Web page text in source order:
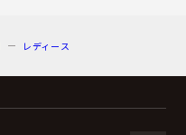
レディース